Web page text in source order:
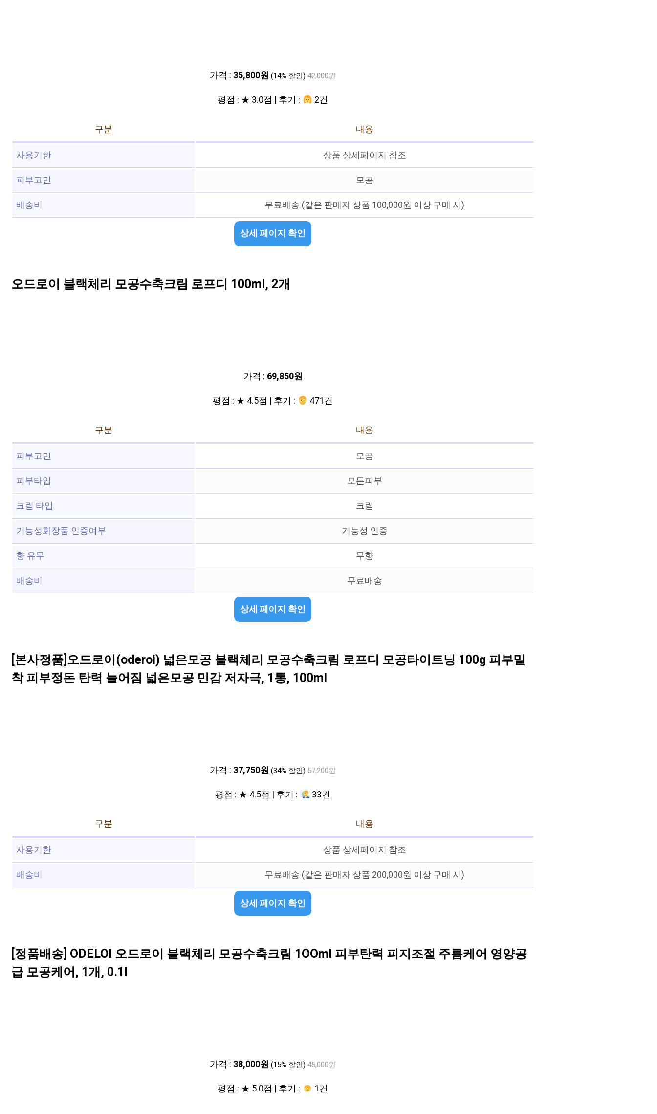
가격 : 35,800원 (14% 할인) 42,000원
평점 : ★ 3.0점 | 후기 : 2건
구분
내용
사용기한
상품 상세페이지 참조
피부고민
모공
배송비
무료배송 (같은 판매자 상품 100,000원 이상 구매 시)
상세 페이지 확인
오드로이 블랙체리 모공수축크림 로프디 100ml, 2개
가격 : 69,850원
평점 : ★ 4.5점 | 후기 :
471건
구분
내용
피부고민
모공
피부타입
모든피부
크림 타입
크림
기능성화장품 인증여부
기능성 인증
향 유무
무향
배송비
무료배송
상세 페이지 확인
[본사정품]오드로이(oderoi) 넓은모공 블랙체리 모공수축크림 로프디 모공타이트닝 100g 피부밀
착 피부정돈 탄력 늘어짐 넓은모공 민감 저자극, 1통, 100ml
가격 : 37,750원 (34% 할인) 57,200원
평점 : ★ 4.5점 | 후기 : 33건
구분
내용
사용기한
상품 상세페이지 참조
배송비
무료배송 (같은 판매자 상품 200,000원 이상 구매 시)
상세 페이지 확인
[정품배송] ODELOI 오드로이 블랙체리 모공수축크림 1OOml 피부탄력 피지조절 주름케어 영양공
급 모공케어, 1개, 0.1l
가격 : 38,000원 (15% 할인) 45,000원
평점 : ★ 5.0점 | 후기 : 1건